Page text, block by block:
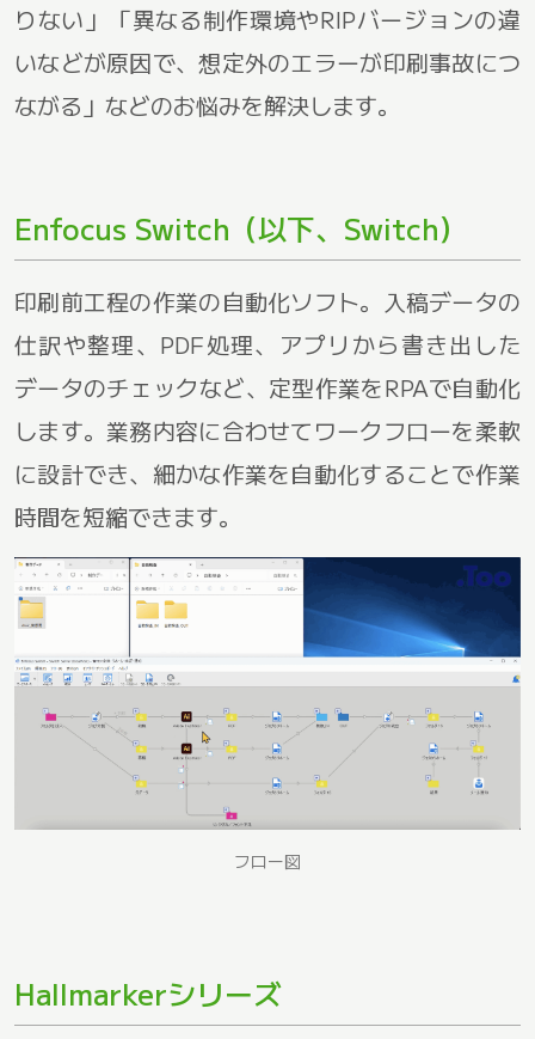
りない」「異なる制作環境やRIPバージョンの違
いなどが原因で、想定外のエラーが印刷事故につ
ながる」などのお悩みを解決します。
Enfocus Switch（以下、Switch）
印刷前工程の作業の自動化ソフト。入稿データの
仕訳や整理、PDF処理、アプリから書き出した
データのチェックなど、定型作業をRPAで自動化
します。業務内容に合わせてワークフローを柔軟
に設計でき、細かな作業を自動化することで作業
時間を短縮できます。
フロー図
Hallmarkerシリーズ